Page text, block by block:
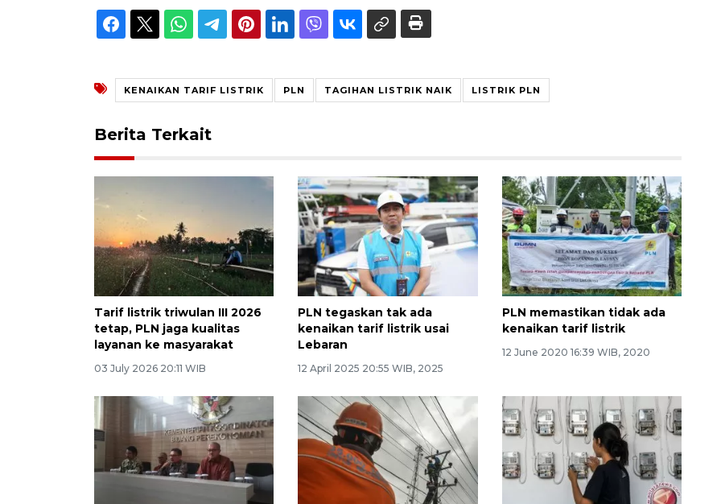
KENAIKAN TARIF LISTRIK PLN TAGIHAN LISTRIK NAIK LISTRIK PLN
Berita Terkait
Tarif listrik triwulan III 2026
tetap, PLN jaga kualitas
layanan ke masyarakat
03 July 2026 20:11 WIB
PLN tegaskan tak ada
kenaikan tarif listrik usai
Lebaran
12 April 2025 20:55 WIB, 2025
PLN memastikan tidak ada
kenaikan tarif listrik
12 June 2020 16:39 WIB, 2020